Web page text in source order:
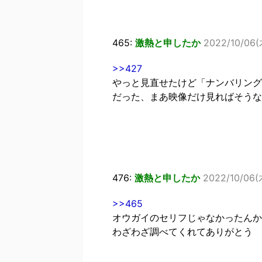
465: 激熱と申したか 2022/10/06(
>>427
やっと見直せたけど「ナンバリン
だった、まあ映像だけ見ればそう
476: 激熱と申したか 2022/10/06(
>>465
オウガイのセリフじゃなかったんか
わざわざ調べてくれてありがとう